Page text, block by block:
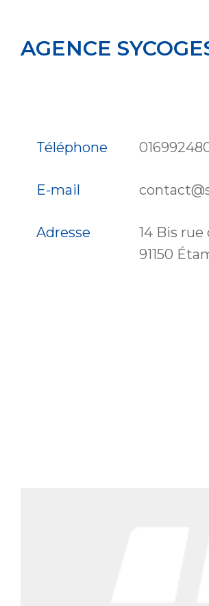
AGENCE
Téléphone
E-mail
Adresse
14 Bis
91150